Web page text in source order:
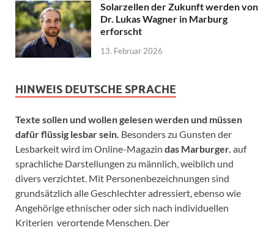
Solarzellen der Zukunft werden von
Dr. Lukas Wagner in Marburg
erforscht
13. Februar 2026
HINWEIS DEUTSCHE SPRACHE
Texte sollen und wollen gelesen werden und müssen
dafür flüssig lesbar sein. Besonders zu Gunsten der
Lesbarkeit wird im Online-Magazin das Marburger. auf
sprachliche Darstellungen zu männlich, weiblich und
divers verzichtet. Mit Personenbezeichnungen sind
grundsätzlich alle Geschlechter adressiert, ebenso wie
Angehörige ethnischer oder sich nach individuellen
Kriterien verortende Menschen. Der